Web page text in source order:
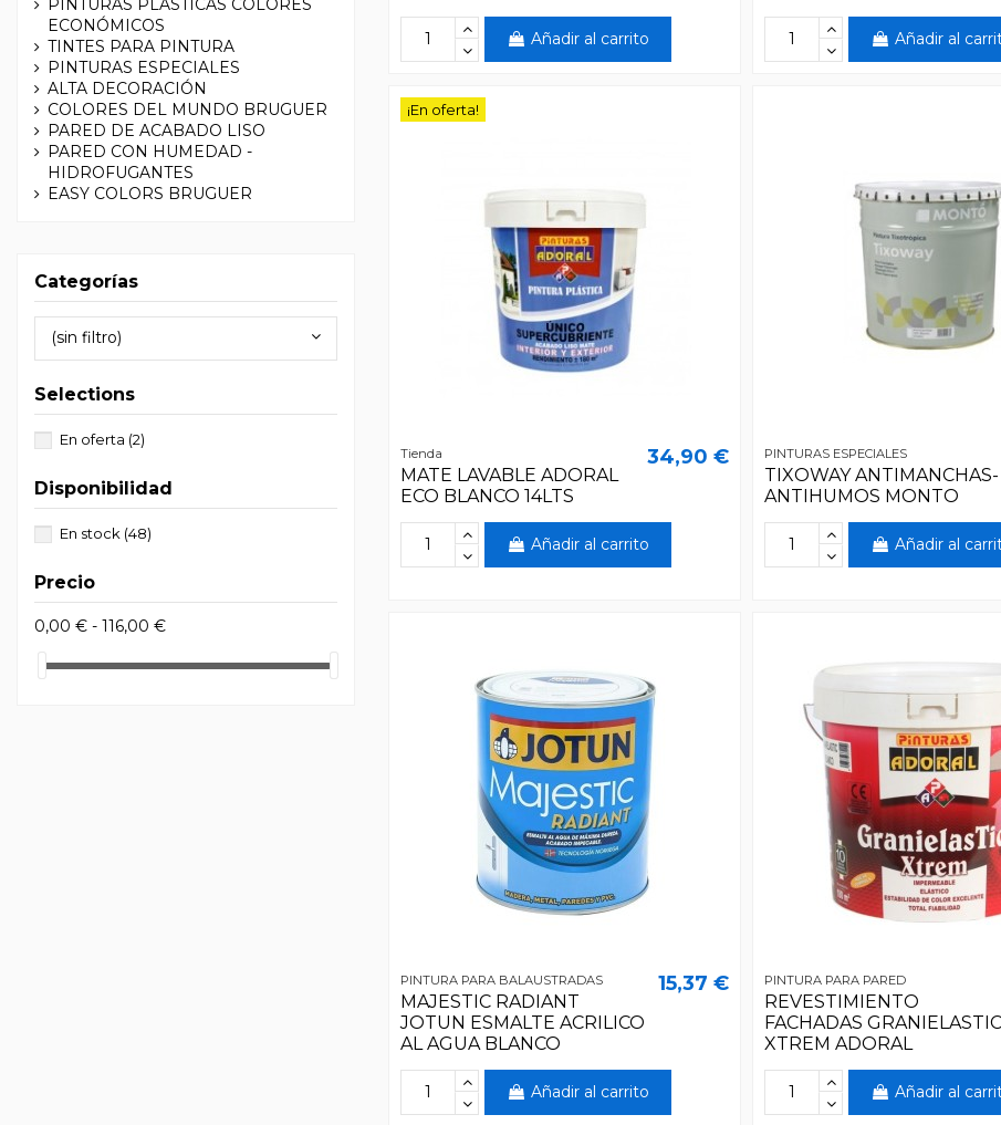
Añadir al carrito Añadir al
¡En oferta!
Tienda
MATE LAVABLE ADORAL
ECO BLANCO 14LTS
34,90 €
Añadir al carrito
PINTURAS ESPECIALES
TIXOWAY ANTIMANCHAS-
ANTIHUMOS MONTO
Añadir al
PINTURA PARA BALAUSTRADAS
MAJESTIC RADIANT
JOTUN ESMALTE ACRILICO
AL AGUA BLANCO
15,37 €
Añadir al carrito
PINTURA PARA PARED
REVESTIMIENTO
FACHADAS GRANIELASTIC
XTREM ADORAL
Añadir al
PINTURAS PLÁSTICAS COLORES
ECONÓMICOS
TINTES PARA PINTURA
PINTURAS ESPECIALES
ALTA DECORACIÓN
COLORES DEL MUNDO BRUGUER
PARED DE ACABADO LISO
PARED CON HUMEDAD -
HIDROFUGANTES
EASY COLORS BRUGUER
Categorías
(sin filtro)
Selections
En oferta (2)
Disponibilidad
En stock (48)
Precio
0,00 € - 116,00 €